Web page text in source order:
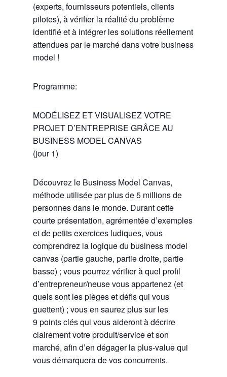
(experts, fournisseurs potentiels, clients
pilotes), à vérifier la réalité du problème
identifié et à intégrer les solutions réellement
attendues par le marché dans votre business
model !
Programme:
MODÉLISEZ ET VISUALISEZ VOTRE
PROJET D’ENTREPRISE GRÂCE AU
BUSINESS MODEL CANVAS
(jour 1)
Découvrez le Business Model Canvas,
méthode utilisée par plus de 5 millions de
personnes dans le monde. Durant cette
courte présentation, agrémentée d’exemples
et de petits exercices ludiques, vous
comprendrez la logique du business model
canvas (partie gauche, partie droite, partie
basse) ; vous pourrez vérifier à quel profil
d’entrepreneur/neuse vous appartenez (et
quels sont les pièges et défis qui vous
guettent) ; vous en saurez plus sur les
9 points clés qui vous aideront à décrire
clairement votre produit/service et son
marché, afin d’en dégager la plus-value qui
vous démarquera de vos concurrents.